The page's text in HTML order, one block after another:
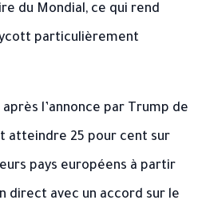
du Mondial, ce qui rend
particulièrement
l’annonce par Trump de
atteindre 25 pour cent sur
pays européens à partir
direct avec un accord sur le